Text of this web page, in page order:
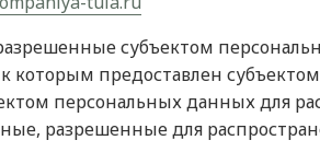
субъектом
которым предоставлен
персональных данных для
разрешенные для